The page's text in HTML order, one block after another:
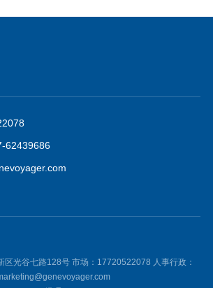
62439686
区光谷七路128号 市场：17720522078 人事行政：